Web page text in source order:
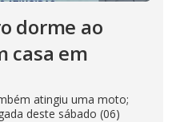
dorme ao
casa em
atingiu uma moto;
deste sábado (06)